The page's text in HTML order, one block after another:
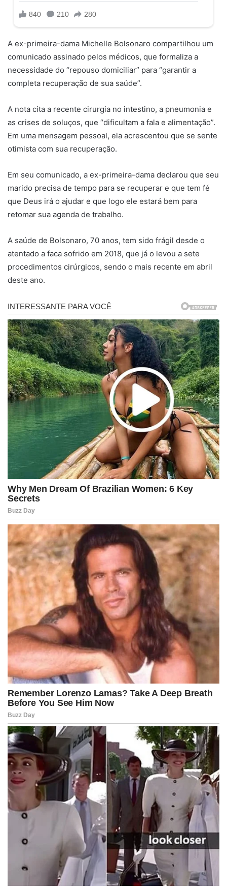
A ex-primeira-dama Michelle Bolsonaro compartilhou um
comunicado assinado pelos médicos, que formaliza a
necessidade do “repouso domiciliar” para “garantir a
completa recuperação de sua saúde”.
A nota cita a recente cirurgia no intestino, a pneumonia e
as crises de soluços, que “dificultam a fala e alimentação”.
Em uma mensagem pessoal, ela acrescentou que se sente
otimista com sua recuperação.
Em seu comunicado, a ex-primeira-dama declarou que seu
marido precisa de tempo para se recuperar e que tem fé
que Deus irá o ajudar e que logo ele estará bem para
retomar sua agenda de trabalho.
A saúde de Bolsonaro, 70 anos, tem sido frágil desde o
atentado a faca sofrido em 2018, que já o levou a sete
procedimentos cirúrgicos, sendo o mais recente em abril
deste ano.